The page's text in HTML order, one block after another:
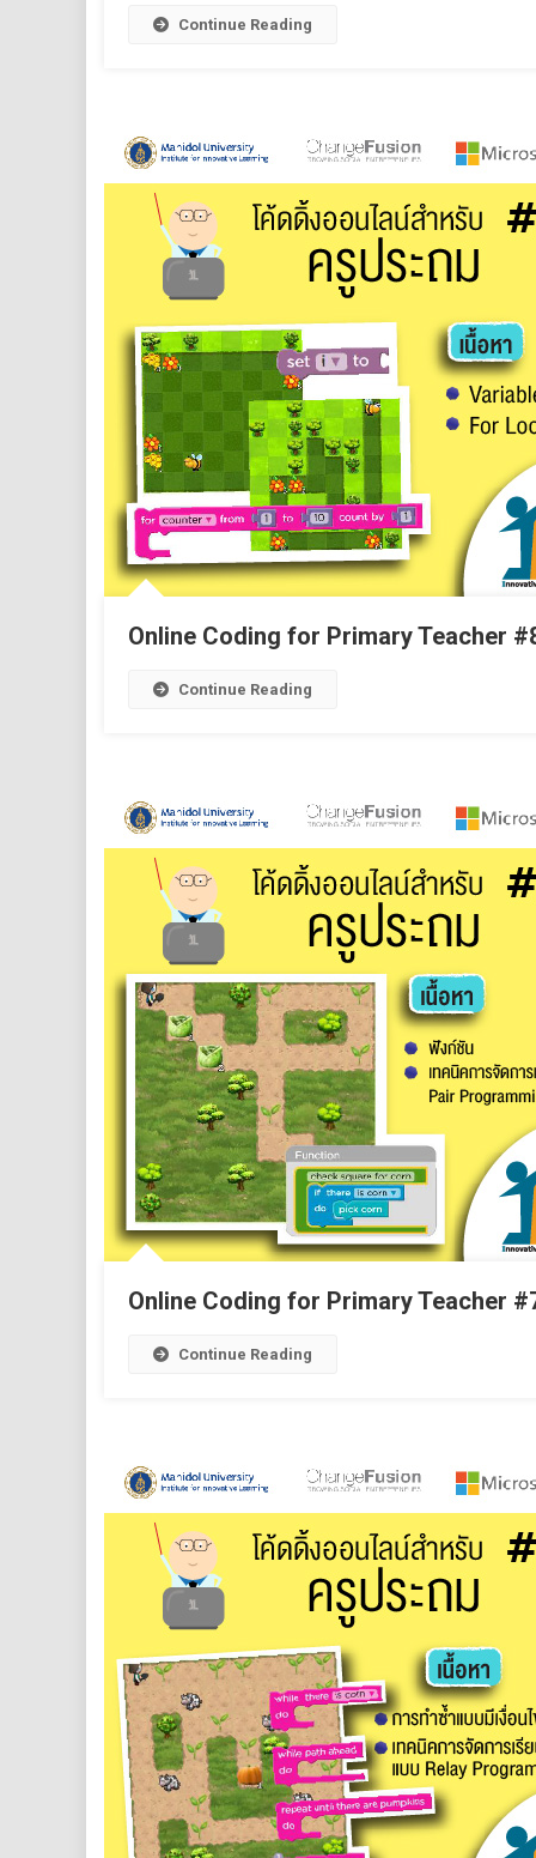
Continue Reading
Online Coding for Primary Teacher
Continue Reading
Online Coding for Primary Teacher
Continue Reading